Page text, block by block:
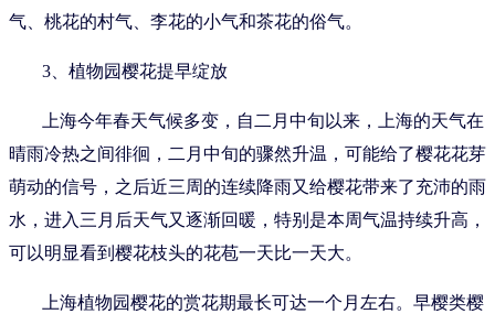
气、桃花的村气、李花的小气和茶花的俗气。
3、植物园樱花提早绽放
上海今年春天气候多变，自二月中旬以来，上海的天气在
晴雨冷热之间徘徊，二月中旬的骤然升温，可能给了樱花花芽
萌动的信号，之后近三周的连续降雨又给樱花带来了充沛的雨
水，进入三月后天气又逐渐回暖，特别是本周气温持续升高，
可以明显看到樱花枝头的花苞一天比一天大。
上海植物园樱花的赏花期最长可达一个月左右。早樱类樱